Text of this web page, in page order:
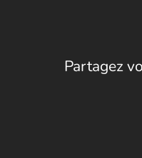
Partagez